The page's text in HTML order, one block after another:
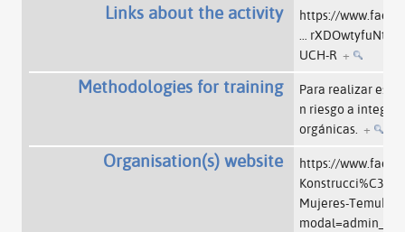
Links about the activity
https://
UCH-R +
Methodologies for training
Para realizar esta
n riesgo a
orgánicas. +
Organisation(s) website
https://
Mujeres-Temuko-